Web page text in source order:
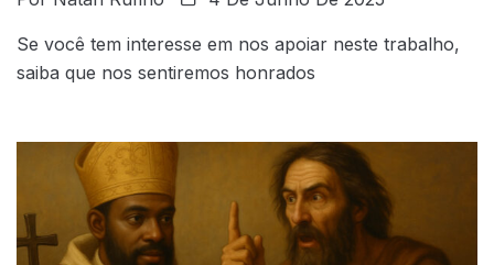
Se você tem interesse em nos apoiar neste trabalho,
saiba que nos sentiremos honrados